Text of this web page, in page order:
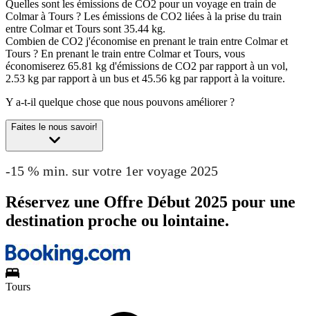
Quelles sont les émissions de CO2 pour un voyage en train de
Colmar à Tours ? Les émissions de CO2 liées à la prise du train
entre Colmar et Tours sont 35.44 kg.
Combien de CO2 j'économise en prenant le train entre Colmar et
Tours ? En prenant le train entre Colmar et Tours, vous
économiserez 65.81 kg d'émissions de CO2 par rapport à un vol,
2.53 kg par rapport à un bus et 45.56 kg par rapport à la voiture.
Y a-t-il quelque chose que nous pouvons améliorer ?
Faites le nous savoir!
-15 % min. sur votre 1er voyage 2025
Réservez une Offre Début 2025 pour une
destination proche ou lointaine.
Tours